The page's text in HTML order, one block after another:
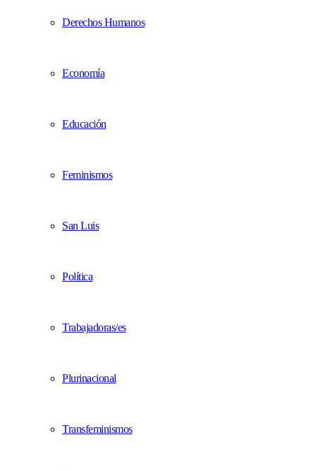
Derechos Humanos
Economía
Educación
Feminismos
San Luis
Política
Trabajadoras/es
Plurinacional
Transfeminismos